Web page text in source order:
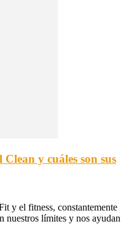
y cuáles son sus
y el fitness, constantemente
nuestros límites y nos ayudan